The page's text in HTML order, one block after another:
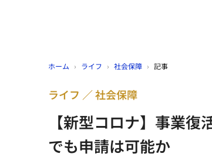
ホーム › ライフ › 社会保障 › 記事
【新型コロナ】事業
でも申請は可能か
ライフ 社会保障